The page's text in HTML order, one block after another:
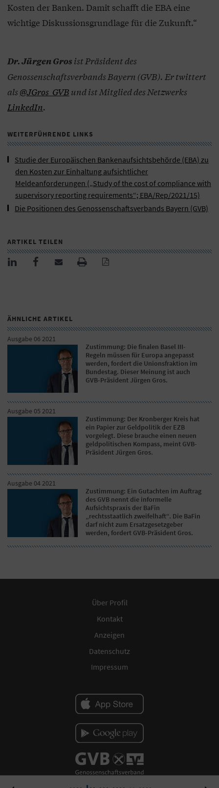
Kosten der Banken. Damit schafft die EBA eine
wichtige Diskussionsgrundlage für die Zukunft.“
Dr. Jürgen Gros ist Präsident des
Genossenschaftsverbands Bayern (GVB). Er twittert
als@JGros_GVB und ist Mitglied des Netzwerks
LinkedIn.
WEITERFÜHRENDE LINKS
Studie der Europäischen Bankenaufsichtsbehörde (EBA) zu
den Kosten zur Einhaltung aufsichtlicher
Meldeanforderungen („Study of the cost of compliance with
supervisory reporting requirements“; EBA/Rep/2021/15)
Die Positionen des Genossenschaftsverbands Bayern (GVB)
ARTIKEL TEILEN
ÄHNLICHE ARTIKEL
Ausgabe 06 2021
Zustimmung: Die finalen Basel III-
Regeln müssen für Europa angepasst
werden, fordert die Unionsfraktion im
Bundestag. Dieser Meinung ist auch
GVB-Präsident Jürgen Gros.
Ausgabe 05 2021
Zustimmung: Der Kronberger Kreis hat
ein Papier zur Geldpolitik der EZB
vorgelegt. Diese brauche einen neuen
geldpolitischen Kompass, meint GVB-
Präsident Jürgen Gros.
Ausgabe 04 2021
Zustimmung: Ein Gutachten im Auftrag
des GVB nennt die informelle
Aufsichtspraxis der BaFin
„rechtsstaatlich zweifelhaft“. Die BaFin
darf nicht zum Ersatzgesetzgeber
werden, fordert GVB-Präsident Gros.
Über Profil
Kontakt
Anzeigen
Datenschutz
Impressum